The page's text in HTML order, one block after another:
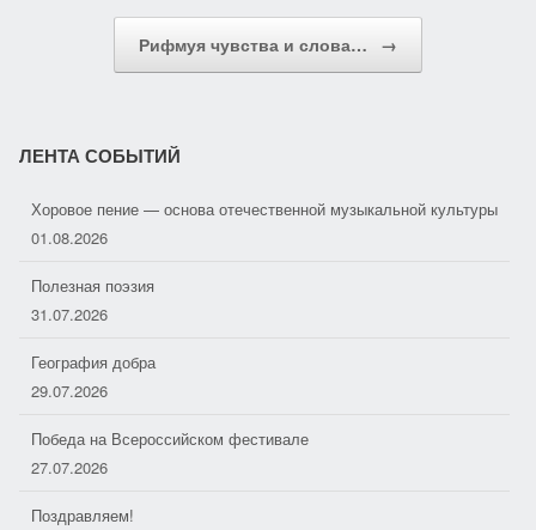
s
i
i
т
ь
Рифмуя чувства и слова… →
ЛЕНТА СОБЫТИЙ
Хоровое пение — основа отечественной музыкальной культуры
01.08.2026
Полезная поэзия
31.07.2026
География добра
29.07.2026
Победа на Всероссийском фестивале
27.07.2026
Поздравляем!